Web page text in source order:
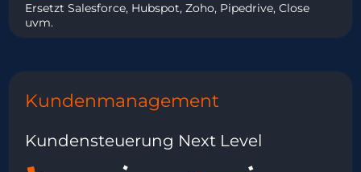
Ersetzt Salesforce, Hubspot, Zoho, Pipedrive, Close
uvm.
Kundenmanagement
Kundensteuerung Next Level